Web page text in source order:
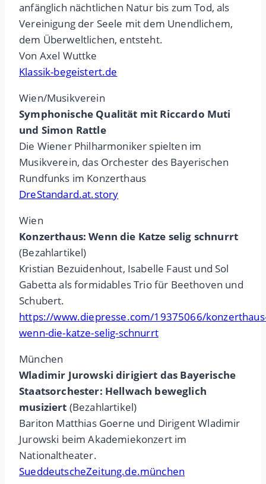
anfänglich nächtlichen Natur bis zum Tod, als
Vereinigung der Seele mit dem Unendlichem,
dem Überweltlichen, entsteht.
Von Axel Wuttke
Klassik-begeistert.de
Wien/Musikverein
Symphonische Qualität mit Riccardo Muti
und Simon Rattle
Die Wiener Philharmoniker spielten im
Musikverein, das Orchester des Bayerischen
Rundfunks im Konzerthaus
DreStandard.at.story
Wien
Konzerthaus: Wenn die Katze selig schnurrt
(Bezahlartikel)
Kristian Bezuidenhout, Isabelle Faust und Sol
Gabetta als formidables Trio für Beethoven und
Schubert.
https://www.diepresse.com/19375066/
wenn-die-katze-selig-schnurrt
München
Wladimir Jurowski dirigiert das Bayerische
Staatsorchester: Hellwach beweglich
musiziert (Bezahlartikel)
Bariton Matthias Goerne und Dirigent Wladimir
Jurowski beim Akademiekonzert im
Nationaltheater.
SueddeutscheZeitung.de.münchen